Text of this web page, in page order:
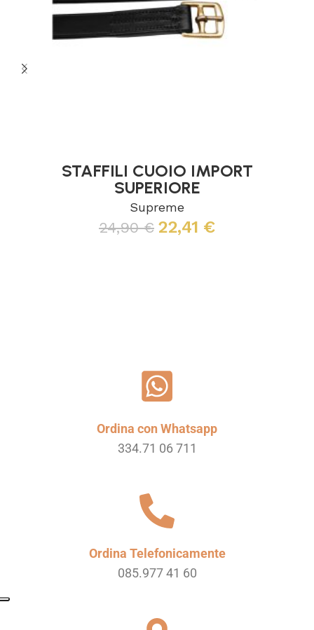
STAFFILI CUOIO IMPORT
SUPERIORE
Supreme
24,90€ 22,41 €
Ordina con Whatsapp
334.71 06 711
Ordina Telefonicamente
085.977 41 60